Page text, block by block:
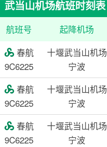
武当山机场航班时刻表
航班号 起降机场
春航
9C6225
十堰武当山机场
宁波
春航
9C6225
十堰武当山机场
宁波
春航
9C6225
十堰武当山机场
宁波